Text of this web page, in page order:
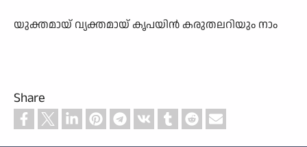
യുക്തമായ് വ്യക്തമായ് കൃപയിൻ കരുതലറിയും നാം
Share